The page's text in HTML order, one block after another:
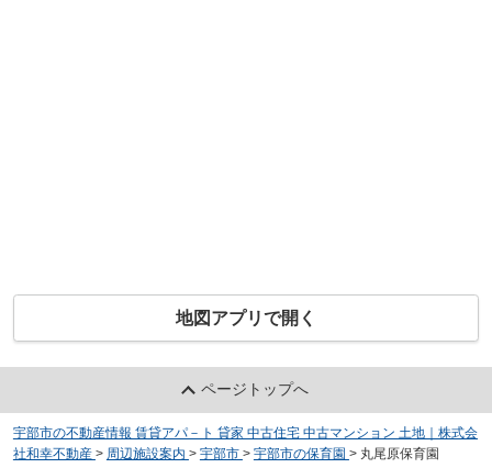
地図アプリで開く
ページトップへ
宇部市の不動産情報 賃貸アパ－ト 貸家 中古住宅 中古マンション 土地｜株式会
社和幸不動産 > 周辺施設案内 > 宇部市 > 宇部市の保育園 > 丸尾原保育園